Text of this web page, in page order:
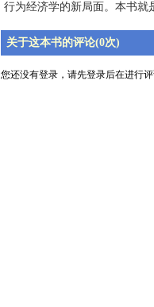
行为经济学的新局面。本书就
关于这本书的评论(0次)
您还没有登录，请先登录后在进行